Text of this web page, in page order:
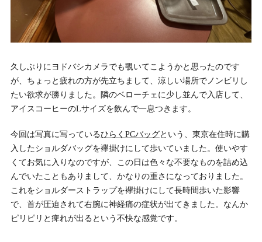
久しぶりにヨドバシカメラでも覗いてこようかと思ったのです
が、ちょっと疲れの方が先立ちまして、涼しい場所でノンビリし
たい欲求が勝りました。隣のベローチェに少し並んで入店して、
アイスコーヒーのLサイズを飲んで一息つきます。
今回は写真に写っているひらくPCバッグという、東京在住時に購
入したショルダバッグを襷掛けにして歩いていました。使いやす
くてお気に入りなのですが、この日は色々な不要なものを詰め込
んでいたこともありまして、かなりの重さになっておりました。
これをショルダーストラップを襷掛けにして長時間歩いた影響
で、首が圧迫されて右腕に神経痛の症状が出てきました。なんか
ピリピリと痺れが出るという不快な感覚です。